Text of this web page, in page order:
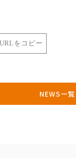
URLをコピー
NEWS一